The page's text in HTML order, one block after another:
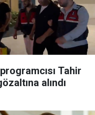
Tahir
alındı